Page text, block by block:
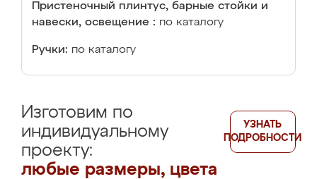
Пристеночный плинтус, барные стойки и
навески, освещение : по каталогу
Ручки: по каталогу
Изготовим по
индивидуальному
проекту:
любые размеры, цвета
УЗНАТЬ
ПОДРОБНОСТИ